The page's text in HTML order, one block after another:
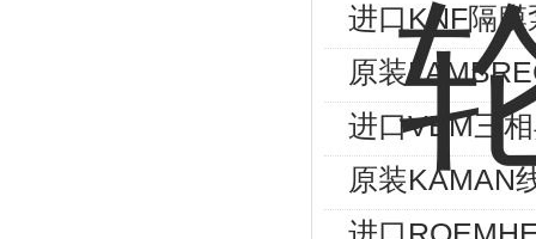
进口KNF隔
原装
进口VEM三
原装KAMAN